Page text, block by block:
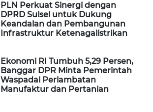
PLN Perkuat Sinergi dengan
DPRD Sulsel untuk Dukung
Keandalan dan Pembangunan
Infrastruktur Ketenagalistrikan
Ekonomi RI Tumbuh 5,29 Persen,
Banggar DPR Minta Pemerintah
Waspadai Perlambatan
Manufaktur dan Pertanian